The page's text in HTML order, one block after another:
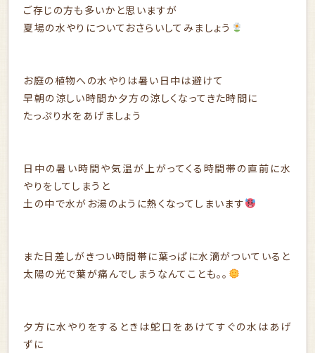
ご存じの方も多いかと思いますが
夏場の水やりについておさらいしてみましょう
お庭の植物への水やりは暑い日中は避けて
早朝の涼しい時間か夕方の涼しくなってきた時間に
たっぷり水をあげましょう
日中の暑い時間や気温が上がってくる時間帯の直前に水
やりをしてしまうと
土の中で水がお湯のように熱くなってしまいます
また日差しがきつい時間帯に葉っぱに水滴がついていると
太陽の光で葉が痛んでしまうなんてことも。。
夕方に水やりをするときは蛇口をあけてすぐの水はあげ
ずに